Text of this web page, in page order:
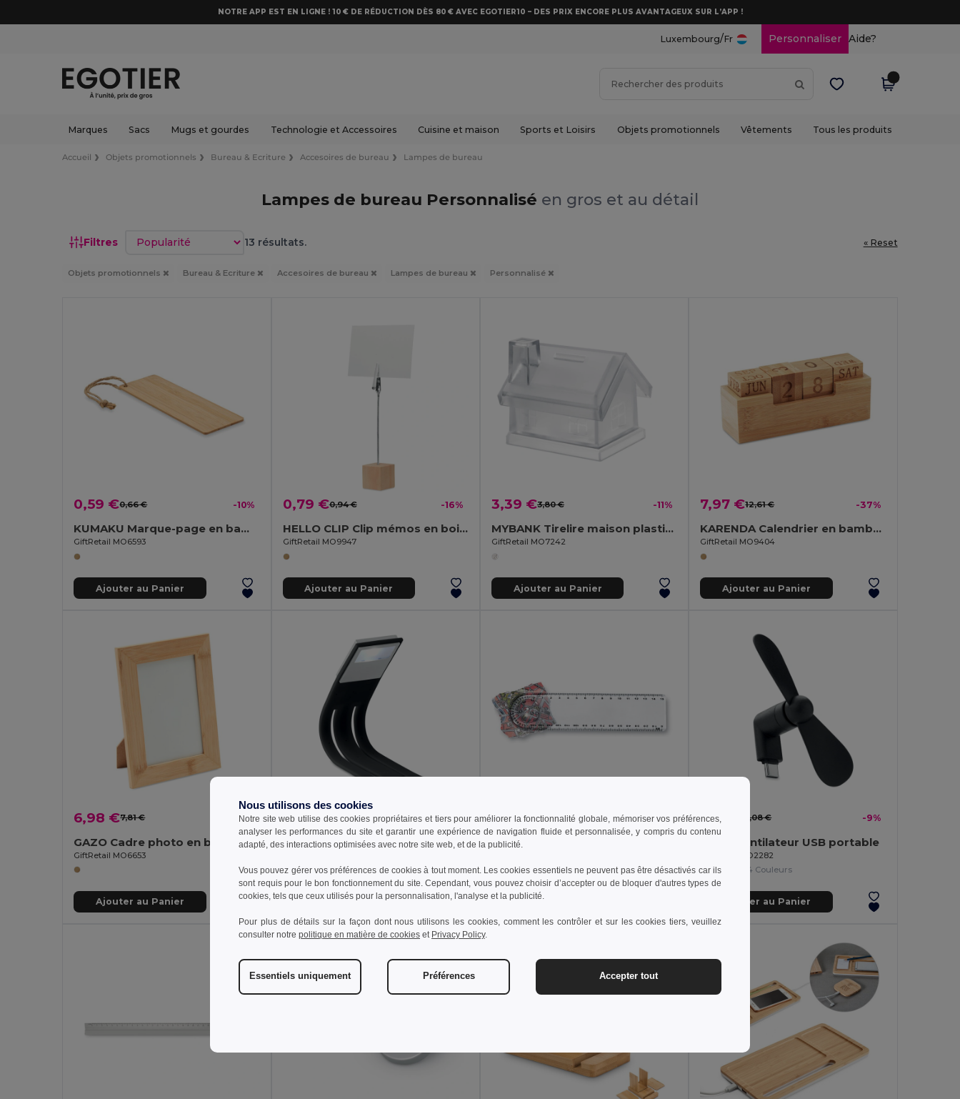
NOTRE APP EST EN LIGNE ! 10 € DE RÉDUCTION DÈS 80 € AVEC EGOTIER10 – DES PRIX ENCORE PLUS AVANTAGEUX SUR L’APP !
Luxembourg/Fr Personnaliser Aide?
Marques Sacs Mugs et gourdes Technologie et Accessoires Cuisine et maison Sports et Loisirs Objets promotionnels Vêtements Tous les produits
Accueil Objets promotionnels Bureau & Ecriture Accesoires de bureau Lampes de bureau
Lampes de bureau Personnalisé en gros et au détail
Filtres Trier par 13 résultats. « Reset
Objets promotionnels Bureau & Ecriture Accesoires de bureau Lampes de bureau Personnalisé
0,59 €0,66 € -10%
KUMAKU Marque-page en bambou
GiftRetail MO6593
Ajouter au Panier
0,79 €0,94 € -16%
HELLO CLIP Clip mémos en bois de pin
GiftRetail MO9947
Ajouter au Panier
3,39 €3,80 € -11%
MYBANK Tirelire maison plastique
GiftRetail MO7242
Ajouter au Panier
7,97 €12,61 € -37%
KARENDA Calendrier en bambou
GiftRetail MO9404
Ajouter au Panier
6,98 €7,81 € -11%
GAZO Cadre photo en bambou
GiftRetail MO6653
Ajouter au Panier
3,81 €4,26 € -11%
FLEXILIGHT Lumière de Lecture Nocturne Rechargeable
Ajouter au Panier
0,47 €
Ajouter au Panier
1,89 € 2,08 € -9%
PHAN Ventilateur USB portable
GiftRetail MO2282
+4 Couleurs
Ajouter au Panier
Nous utilisons des cookies
Notre site web utilise des cookies propriétaires et tiers pour améliorer la fonctionnalité globale, mémoriser vos préférences,
analyser les performances du site et garantir une expérience de navigation fluide et personnalisée, y compris du contenu
adapté, des interactions optimisées avec notre site web, et de la publicité.
Vous pouvez gérer vos préférences de cookies à tout moment. Les cookies essentiels ne peuvent pas être désactivés car ils
sont requis pour le bon fonctionnement du site. Cependant, vous pouvez choisir d’accepter ou de bloquer d'autres types de
cookies, tels que ceux utilisés pour la personnalisation, l'analyse et la publicité.
Pour plus de détails sur la façon dont nous utilisons les cookies, comment les contrôler et sur les cookies tiers, veuillez
consulter notre politique en matière de cookies et Privacy Policy.
Essentiels uniquement Préférences Accepter tout